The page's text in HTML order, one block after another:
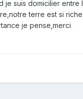
je suis domicilier
terre est si
je pense,merci